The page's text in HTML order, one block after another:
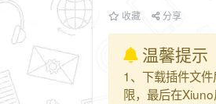
收藏 分享
温馨提示
1、下载插件文
限，最后在Xiuno